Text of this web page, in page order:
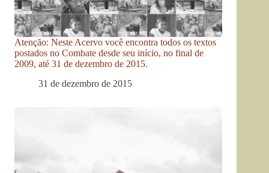
Atenção: Neste Acervo você encontra todos os textos
postados no Combate desde seu início, no final de
2009, até 31 de dezembro de 2015.
31 de dezembro de 2015